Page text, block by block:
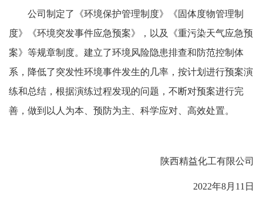
公司制定了《环境保护管理制度》《固体度物管理制
度》《环境突发事件应急预案》，以及《重污染天气应急预
案》等规章制度。建立了环境风险隐患排查和防范控制体
系，降低了突发性环境事件发生的几率，按计划进行预案演
练和总结，根据演练过程发现的问题，不断对预案进行完
善，做到以人为本、预防为主、科学应对、高效处置。
陕西精益化工有限公司
2022年8月11日